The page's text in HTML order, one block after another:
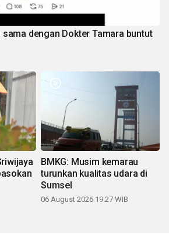
sama dengan Dokter Tamara buntut
BMKG: Musim kemarau
turunkan kualitas udara di
Sumsel
06 August 2026 19:27 WIB